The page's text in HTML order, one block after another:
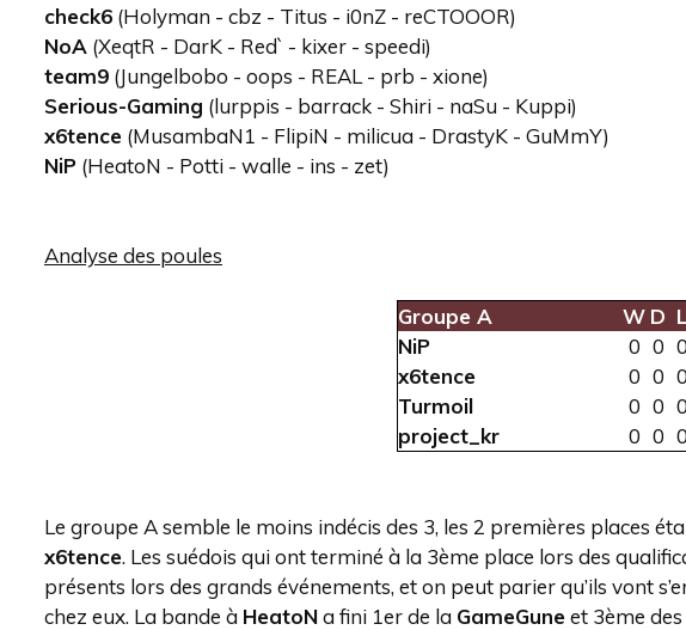
check6 (Holyman - cbz - Titus - i0nZ - reCTOOOR)
NoA (XeqtR - DarK - Red` - kixer - speedi)
team9 (Jungelbobo - oops - REAL - prb - xione)
Serious-Gaming (lurppis - barrack - Shiri - naSu - Kuppi)
x6tence (MusambaN1 - FlipiN - milicua - DrastyK - GuMmY)
NiP (HeatoN - Potti - walle - ins - zet)
Analyse des poules
Groupe A W D L
NiP
0 0 0
x6tence
0 0 0
Turmoil
0 0 0
project_kr
0 0 0
Le groupe A semble le moins indécis des 3, les 2 premières places
x6tence. Les suédois qui ont terminé à la 3ème place lors des
présents lors des grands événements, et on peut parier qu’ils vont
chez eux. La bande à HeatoNa fini 1er de la GameGuneet 3ème des